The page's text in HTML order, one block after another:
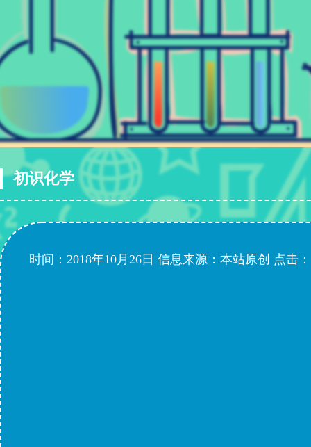
初识化学
时间：2018年10月26日 信息来源：本站原创 点击：